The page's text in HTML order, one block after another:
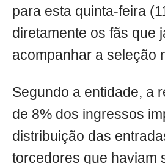
para esta quinta-feira
diretamente os fãs que
acompanhar a seleção
Segundo a entidade, a
de 8% dos ingressos
distribuição das
torcedores que haviam